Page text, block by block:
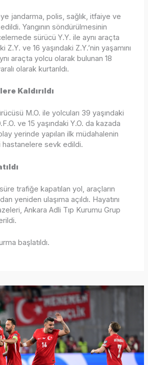
jandarma, polis, sağlık, itfaiye ve
Yangının söndürülmesinin
sürücü Y.Y. ile aynı araçta
Z.Y. ve 16 yaşındaki Z.Y.’nin yaşamını
araçta yolcu olarak bulunan 18
olarak kurtarıldı.
Kaldırıldı
M.O. ile yolcuları 39 yaşındaki
ve 15 yaşındaki Y.O. da kazada
yerinde yapılan ilk müdahalenin
hastanelere sevk edildi.
trafiğe kapatılan yol, araçların
yeniden ulaşıma açıldı. Hayatını
Ankara Adli Tıp Kurumu Grup
başlatıldı.